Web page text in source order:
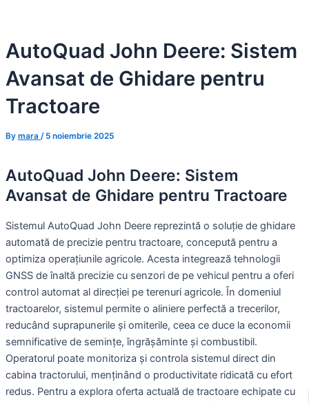
content
AutoQuad John Deere: Sistem
Avansat de Ghidare pentru
Tractoare
By mara / 5 noiembrie 2025
AutoQuad John Deere: Sistem
Avansat de Ghidare pentru Tractoare
Sistemul AutoQuad John Deere reprezintă o soluție de ghidare
automată de precizie pentru tractoare, concepută pentru a
optimiza operațiunile agricole. Acesta integrează tehnologii
GNSS de înaltă precizie cu senzori de pe vehicul pentru a oferi
control automat al direcției pe terenuri agricole. În domeniul
tractoarelor, sistemul permite o aliniere perfectă a trecerilor,
reducând suprapunerile și omiterile, ceea ce duce la economii
semnificative de semințe, îngrășăminte și combustibil.
Operatorul poate monitoriza și controla sistemul direct din
cabina tractorului, menținând o productivitate ridicată cu efort
redus. Pentru a explora oferta actuală de tractoare echipate cu